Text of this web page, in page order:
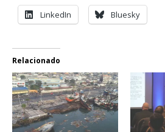
LinkedIn Bluesky
Relacionado